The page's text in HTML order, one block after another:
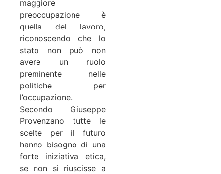
maggiore
preoccupazione è
quella del lavoro,
riconoscendo che lo
stato non può non
avere un ruolo
preminente nelle
politiche per
l’occupazione.
Secondo Giuseppe
Provenzano tutte le
scelte per il futuro
hanno bisogno di una
forte iniziativa etica,
se non si riuscisse a